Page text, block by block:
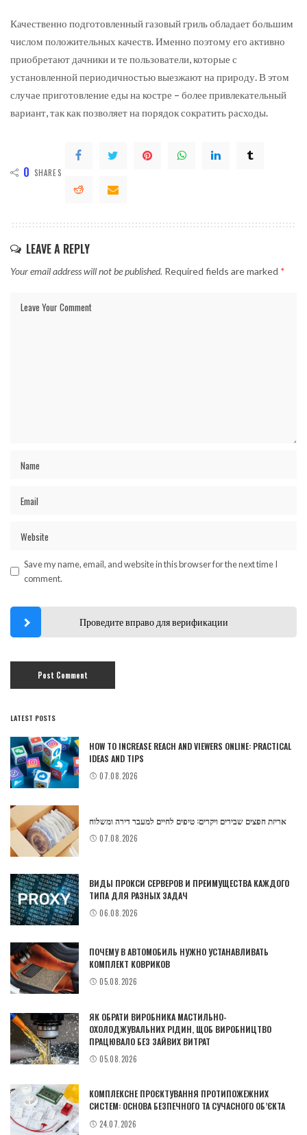
Качественно подготовленный газовый гриль обладает большим
числом положительных качеств. Именно поэтому его активно
приобретают дачники и те пользователи, которые с
установленной периодичностью выезжают на природу. В этом
случае приготовление еды на костре – более привлекательный
вариант, так как позволяет на порядок сократить расходы.
0 SHARES
LEAVE A REPLY
Your email address will not be published. Required fields are marked *
Save my name, email, and website in this browser for the next time I
comment.
Проведите вправо для верификации
LATEST POSTS
HOW TO INCREASE REACH AND VIEWERS ONLINE: PRACTICAL
IDEAS AND TIPS
07.08.2026
אריזת חפצים שבירים ויקרים: טיפים לחיים למעבר דירה ומשלוח
07.08.2026
ВИДЫ ПРОКСИ СЕРВЕРОВ И ПРЕИМУЩЕСТВА КАЖДОГО
ТИПА ДЛЯ РАЗНЫХ ЗАДАЧ
06.08.2026
ПОЧЕМУ В АВТОМОБИЛЬ НУЖНО УСТАНАВЛИВАТЬ
КОМПЛЕКТ КОВРИКОВ
05.08.2026
ЯК ОБРАТИ ВИРОБНИКА МАСТИЛЬНО-
ОХОЛОДЖУВАЛЬНИХ РІДИН, ЩОБ ВИРОБНИЦТВО
ПРАЦЮВАЛО БЕЗ ЗАЙВИХ ВИТРАТ
05.08.2026
КОМПЛЕКСНЕ ПРОЄКТУВАННЯ ПРОТИПОЖЕЖНИХ
СИСТЕМ: ОСНОВА БЕЗПЕЧНОГО ТА СУЧАСНОГО ОБ’ЄКТА
24.07.2026